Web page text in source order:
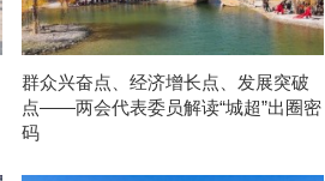
群众兴奋点、经济增长点、发展突破
点——两会代表委员解读“城超”出圈密
码